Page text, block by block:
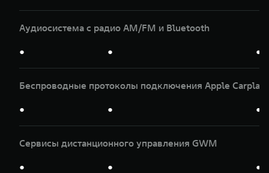
Аудиосистема с радио AM/FM и Bluetooth
● ● ●
Беспроводные протоколы подключения Apple Carplay
● ● ●
Сервисы дистанционного управления GWM
● ● ●